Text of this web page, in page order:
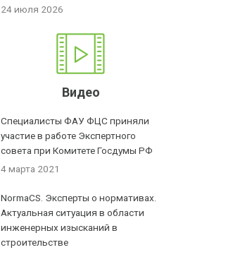
24 июля 2026
Видео
Специалисты ФАУ ФЦС приняли
участие в работе Экспертного
совета при Комитете Госдумы РФ
4 марта 2021
NormaCS. Эксперты о нормативах.
Актуальная ситуация в области
инженерных изысканий в
строительстве